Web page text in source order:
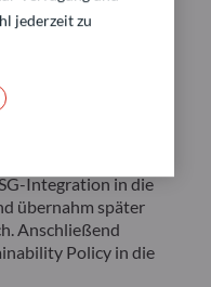
Investment
für ODDO BHF
Positionen im
als ESG-
Geschäftsbereich
Management
Düsseldorf tätig
Integration in die
übernahm später
Anschließend
Policy in die
jederzeit zu